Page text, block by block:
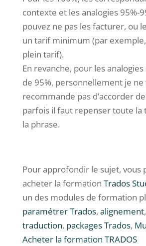
contexte et les analogies 95%-
pouvez ne pas les facturer, ou
un tarif minimum (par
plein tarif).
En revanche, pour les
de 95%, personnellement je ne
recommande pas d’accorder
parfois il faut repenser toute la
la phrase.
Pour approfondir le sujet, vous
acheter la formation Trados
un des modules de formation
paramétrer Trados, alignement,
traduction, packages Trados,
Acheter la formation TRADOS